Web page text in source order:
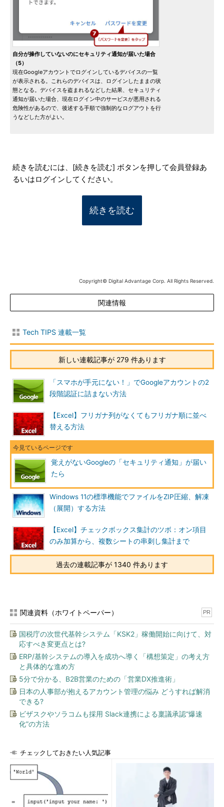
自分が操作していないのにセキュリティ通知が届いた場合
（5）
現在Googleアカウントでログインしているデバイスの一覧
が表示される。これらのデバイスは、ログインしたままの状
態となる。デバイスを盗まれるなどした結果、セキュリティ
通知が届いた場合、現在ログイン中のサービスが悪用される
危険性があるので、後述する手順で強制的なログアウトを行
うなどした方がよい。
続きを読むには、[続きを読む] ボタンを押して会員登録あ
るいはログインしてください。
続きを読む
Copyright© Digital Advantage Corp. All Rights Reserved.
関連情報
Tech TIPS 連載一覧
新しい連載記事が 279 件あります
「スマホが手元にない！」でGoogleアカウントの2
段階認証に詰まない方法
【Excel】フリガナ列がなくてもフリガナ順に並べ
替える方法
覚えがないGoogleの「セキュリティ通知」が届い
たら
Windows 11の標準機能でファイルをZIP圧縮、解凍
（展開）する方法
【Excel】チェックボックス集計のツボ：オン項目
のみ加算から、複数シートの串刺し集計まで
過去の連載記事が 1340 件あります
関連資料（ホワイトペーパー） PR
国税庁の次世代基幹システム「KSK2」稼働開始に向けて、対
応すべき変更点とは?
ERP/基幹システムの導入を成功へ導く「構想策定」の考え方
と具体的な進め方
5分で分かる、B2B営業のための「営業DX推進術」
日本の人事部が抱えるアカウント管理の悩み どうすれば解消
できる?
ビザスクやソラコムも採用 Slack連携による稟議承認“爆速
化”の方法
チェックしておきたい人気記事